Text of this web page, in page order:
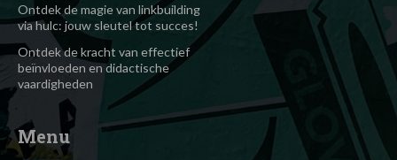
Ontdek de magie van linkbuilding
via hulc: jouw sleutel tot succes!
Ontdek de kracht van effectief
beïnvloeden en didactische
vaardigheden
Menu